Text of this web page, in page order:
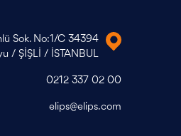
Sok. No:1/C 34394
/ ŞİŞLİ / İSTANBUL
0212 337 02 00
elips@elips.com